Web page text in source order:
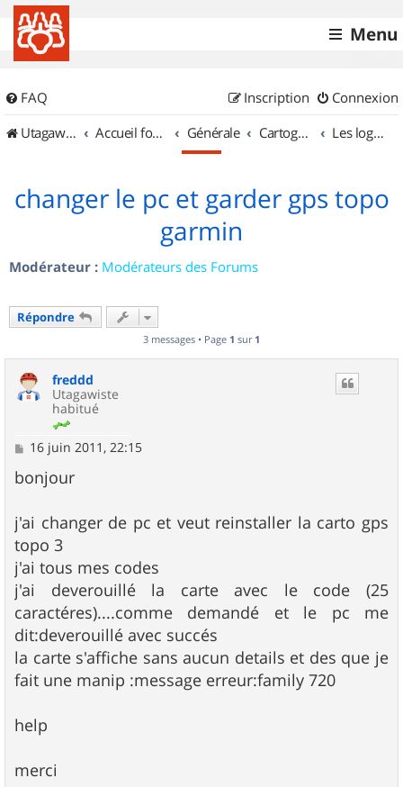
Menu
FAQ Connexion
Inscription
UtagawaVTT (Randos VTT et VTTAE avec traces GPS)
Accueil forum Générale Cartographie et GPS Les logiciels
changer le pc et garder gps topo
garmin
Modérateur : Modérateurs des Forums
Répondre
3 messages • Page 1 sur 1
freddd
Utagawiste
habitué
M
s
s
g
e
16 juin 2011, 22:15
bonjour
j'ai changer de pc et veut reinstaller la carto gps
topo 3
j'ai tous mes codes
j'ai deverouillé la carte avec le code (25
caractéres)....comme demandé et le pc me
dit:deverouillé avec succés
la carte s'affiche sans aucun details et des que je
fait une manip :message erreur:family 720
help
merci